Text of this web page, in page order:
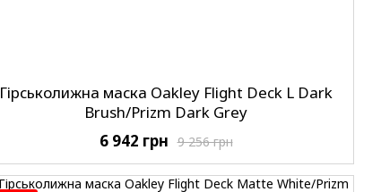
Гірськолижна маска Oakley Flight Deck L Dark
Brush/Prizm Dark Grey
9 256 грн
6 942 грн